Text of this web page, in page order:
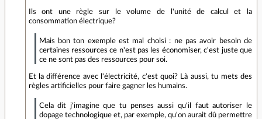
Ils ont une règle sur le volume de l'unité de calcul et la
consommation électrique?
Mais bon ton exemple est mal choisi : ne pas avoir besoin de
certaines ressources ce n'est pas les économiser, c'est juste que
ce ne sont pas des ressources pour soi.
Et la différence avec l'électricité, c'est quoi? Là aussi, tu mets des
règles artificielles pour faire gagner les humains.
Cela dit j'imagine que tu penses aussi qu'il faut autoriser le
dopage technologique et, par exemple, qu'on aurait dû permettre